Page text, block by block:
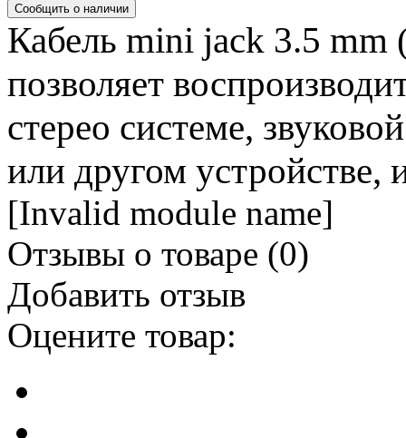
Кабель mini jack 3.5
позволяет
стерео системе,
или другом
[Invalid module name]
Отзывы о товаре (0)
Добавить отзыв
Оцените товар: